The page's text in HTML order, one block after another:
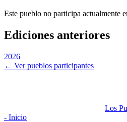
Este pueblo no participa actualmente
Ediciones anteriores
2026
← Ver pueblos participantes
Los
- Inicio